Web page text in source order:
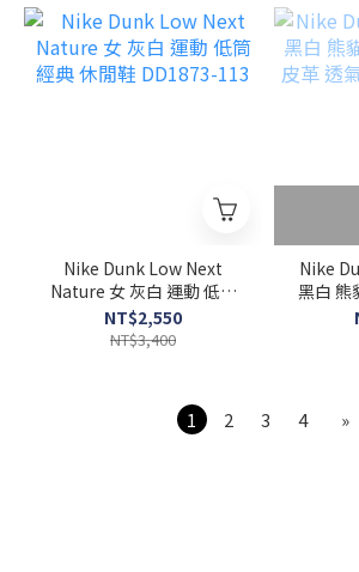
Nike Dunk Low Next
Nature 女 灰白 運動 低筒
經典 休閒鞋 DD1873-113
NT$2,550
NT$3,400
Nike
黑白 熊
皮革
1 2 3 4 »